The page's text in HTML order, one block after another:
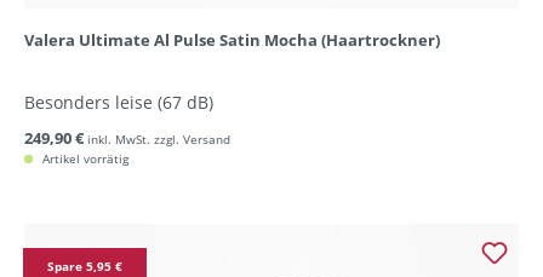
Valera Ultimate Al Pulse Satin Mocha (Haartrockner)
Besonders leise (67 dB)
249,90 € inkl. MwSt. zzgl. Versand
Artikel vorrätig
Spare 5,95 €